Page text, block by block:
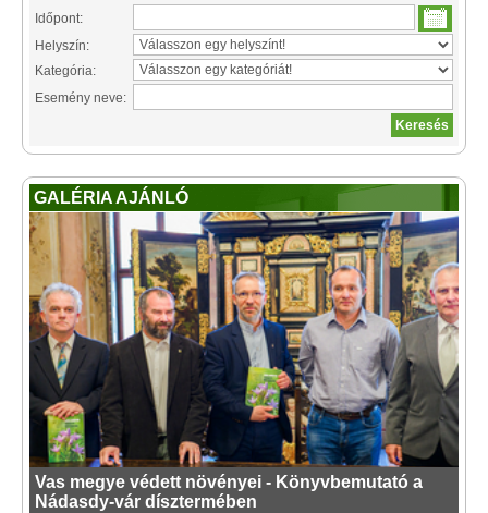
Időpont:
Helyszín:
Kategória:
Esemény neve:
GALÉRIA AJÁNLÓ
Vas megye védett növényei - Könyvbemutató a
Nádasdy-vár dísztermében